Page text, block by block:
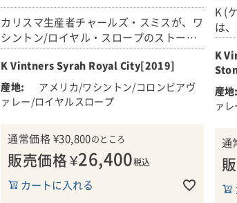
産地)にある5つの畑(レス、ホーリー・ロ
ーラー、ミル・クリーク・アップランド、
セブン・ヒルズ、セラ・ペダーチェ)から
■醸造について
熟成は、フレンチオーク樽(新樽、2年目の
ル度14.7％。
■レオネッティ・セラーについて
レオネッティ・セラーは、1977年にゲイ
生
赤
え
事
に
楽
ヤ
ィ
い
カリスマ生産者チャールズ・スミスが、ワ
シントン/ロイヤル・スロープのストーン
リッジ・ヴィンヤード100％で造るシラー
100％の赤ワイン！！
ワシントン州の町ロイヤル・シティにちな
んで命名したワイン。小さな町が、とても
大きなワインには大きな名前。香りが特徴
的で、少量生産のロイヤル・シティは、チ
ャールズ・スミスの最も人気のあるワイン
で、「彼が初めて100点満点を獲得したワ
K Vintners Syrah Royal City[2019]
アメリカ/ワシントン/コロンビアヴ
ァレー/ロイヤルスロープ
通常価格¥30,800のところ
販売価格¥26,400税込
カートに入れる
K (
は
ル
ブ
出
源
コ
ま
K
ァ
通